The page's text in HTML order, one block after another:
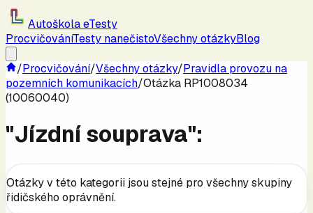
Autoškola eTesty
ProcvičováníTesty nanečistoVšechny otázkyBlog
/Procvičování/Všechny otázky/Pravidla provozu na
pozemních komunikacích/Otázka RP1008034
(10060040)
"Jízdní souprava":
Otázky v této kategorii jsou stejné pro všechny skupiny
řidičského oprávnění.